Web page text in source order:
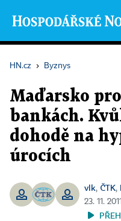
HN.cz › Byznys
Maďarsko
bankách.
dohodě na
úrocích
vlk, ČTK,
23. 11.